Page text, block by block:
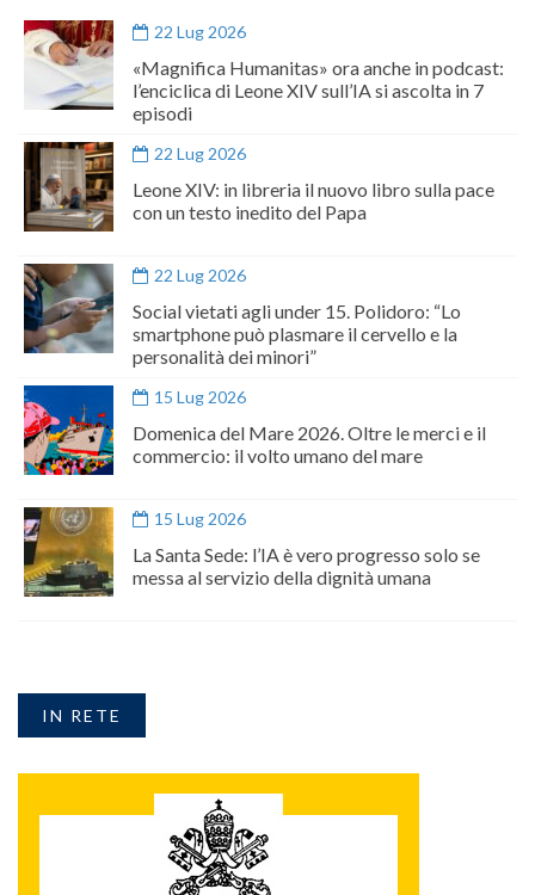
22 Lug 2026
«Magnifica Humanitas» ora anche in podcast:
l’enciclica di Leone XIV sull’IA si ascolta in 7
episodi
22 Lug 2026
Leone XIV: in libreria il nuovo libro sulla pace
con un testo inedito del Papa
22 Lug 2026
Social vietati agli under 15. Polidoro: “Lo
smartphone può plasmare il cervello e la
personalità dei minori”
15 Lug 2026
Domenica del Mare 2026. Oltre le merci e il
commercio: il volto umano del mare
15 Lug 2026
La Santa Sede: l’IA è vero progresso solo se
messa al servizio della dignità umana
IN RETE